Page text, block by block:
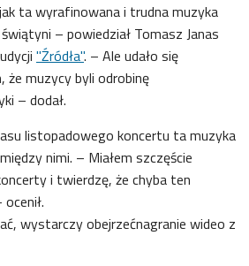
ta wyrafinowana i trudna muzyka
– powiedział Tomasz Janas
"Źródła". – Ale udało się
że muzycy byli odrobinę
– dodał.
listopadowego koncertu ta muzyka
nimi. – Miałem szczęście
i twierdzę, że chyba ten
wystarczy obejrzećnagranie wideo z